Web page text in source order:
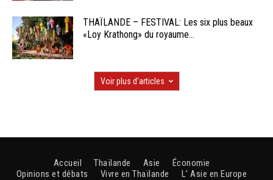
THAÏLANDE – FESTIVAL: Les six plus beaux
«Loy Krathong» du royaume...
Voir plus d'articles
Accueil Thaïlande Asie
Économie
Opinions et débats
Vivre en Thaïlande
L’ Asie en Europe